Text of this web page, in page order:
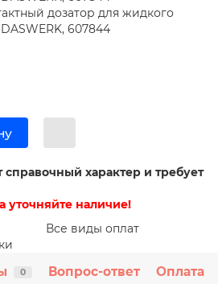
справочный характер и требует
уточняйте наличие!
Все виды оплат
0 Вопрос-ответ Оплата